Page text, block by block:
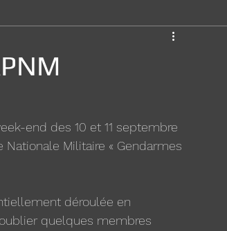
end des 10 et 11 septembre
Militaire « Gendarmes
déroulée en
quelques membres